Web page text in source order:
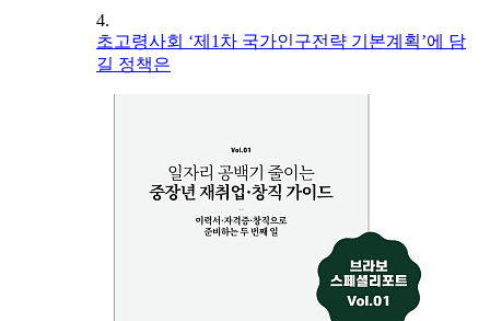
4.
초고령사회 ‘제1차 국가인구전략 기본계획’에 담
길 정책은